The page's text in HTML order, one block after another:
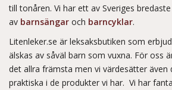
till tonåren. Vi har ett av Sveriges
av barnsängar och barncyklar.
Litenleker.se är leksaksbutiken som
älskas av såväl barn som vuxna. För oss
det allra främsta men vi värdesätter även
praktiska i de produkter vi har. Vi har